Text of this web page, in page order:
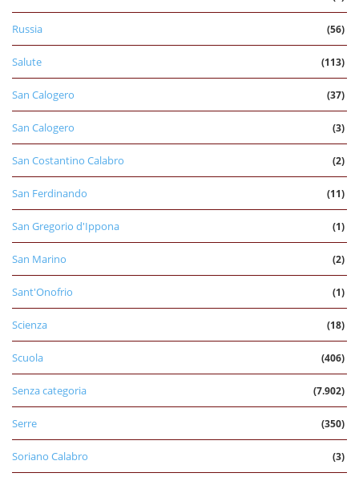
Russia (56)
Salute (113)
San Calogero (37)
San Calogero (3)
San Costantino Calabro (2)
San Ferdinando (11)
San Gregorio d'Ippona (1)
San Marino (2)
Sant'Onofrio (1)
Scienza (18)
Scuola (406)
Senza categoria (7.902)
Serre (350)
Soriano Calabro (3)